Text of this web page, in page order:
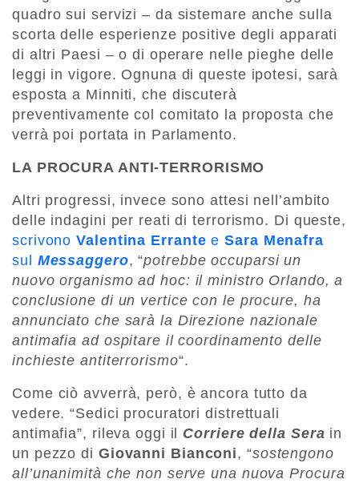
quadro sui servizi – da sistemare anche sulla
scorta delle esperienze positive degli apparati
di altri Paesi – o di operare nelle pieghe delle
leggi in vigore. Ognuna di queste ipotesi, sarà
esposta a Minniti, che discuterà
preventivamente col comitato la proposta che
verrà poi portata in Parlamento.
LA PROCURA ANTI-TERRORISMO
Altri progressi, invece sono attesi nell’ambito
delle indagini per reati di terrorismo. Di queste,
scrivonoValentina Errante eSara Menafra
sul Messaggero, “potrebbe occuparsi un
nuovo organismo ad hoc: il ministro Orlando, a
conclusione di un vertice con le procure, ha
annunciato che sarà la Direzione nazionale
antimafia ad ospitare il coordinamento delle
inchieste antiterrorismo“.
Come ciò avverrà, però, è ancora tutto da
vedere. “Sedici procuratori distrettuali
antimafia”, rileva oggi il Corriere della Sera in
un pezzo di Giovanni Bianconi, “sostengono
all’unanimità che non serve una nuova Procura